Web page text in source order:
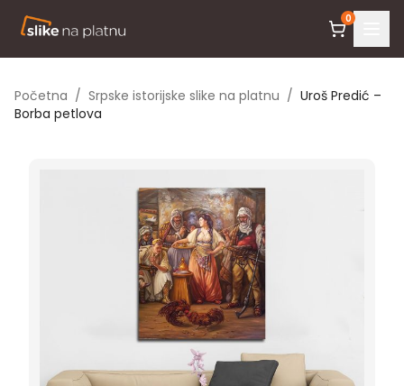
0
Početna / Srpske istorijske slike na platnu / Uroš Predić –
Borba petlova